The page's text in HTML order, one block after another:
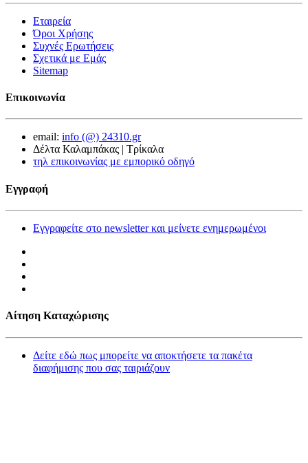
Εταιρεία
Όροι Χρήσης
Συχνές Ερωτήσεις
Σχετικά με Εμάς
Sitemap
Επικοινωνία
email: info (@) 24310.gr
Δέλτα Καλαμπάκας | Τρίκαλα
τηλ επικοινωνίας με εμπορικό οδηγό
Εγγραφή
Εγγραφείτε στο newsletter και μείνετε ενημερωμένοι
Αίτηση Καταχώρισης
Δείτε εδώ πως μπορείτε να αποκτήσετε τα πακέτα
διαφήμισης που σας ταιριάζουν